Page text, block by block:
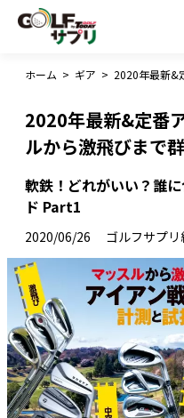
ホーム > ギア >
2020年最新&定番
ルから激飛びまで
軟鉄！どれがいい？誰
ド Part1
2020/06/26 ゴルフサプリ